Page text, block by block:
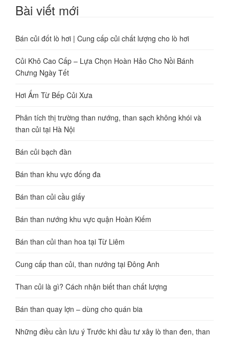
Bài viết mới
Bán củi đốt lò hơi | Cung cấp củi chất lượng cho lò hơi
Củi Khô Cao Cấp – Lựa Chọn Hoàn Hảo Cho Nồi Bánh
Chưng Ngày Tết
Hơi Ấm Từ Bếp Củi Xưa
Phân tích thị trường than nướng, than sạch không khói và
than củi tại Hà Nội
Bán củi bạch đàn
Bán than khu vực đống đa
Bán than củi cầu giấy
Bán than nướng khu vực quận Hoàn Kiếm
Bán than củi than hoa tại Từ Liêm
Cung cấp than củi, than nướng tại Đông Anh
Than củi là gì? Cách nhận biết than chất lượng
Bán than quay lợn – dùng cho quán bia
Những điều cần lưu ý Trước khi đầu tư xây lò than đen, than